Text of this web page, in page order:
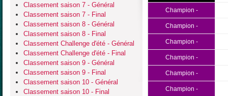
Classement saison 7 - Général
Classement saison 7 - Final
Classement saison 8 - Général
Classement saison 8 - Final
Classement Challenge d'été - Général
Classement Challenge d'été - Final
Classement saison 9 - Général
Classement saison 9 - Final
Classement saison 10 - Général
Classement saison 10 - Final
Champion -
Champion -
Champion -
Champion -
Champion -
Champion -